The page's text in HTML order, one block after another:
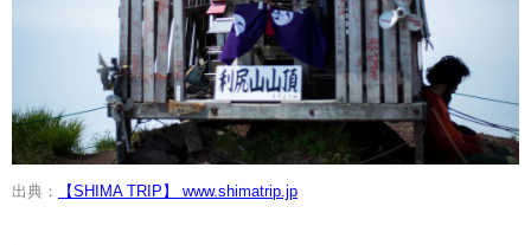
出典： 【SHIMA TRIP】 www.shimatrip.jp